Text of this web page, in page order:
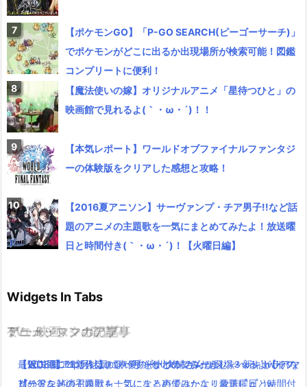
【ポケモンGO】「P-GO SEARCH(ピーゴーサーチ)」
でポケモンがどこに出るか出現場所が検索可能！図鑑
コンプリートに便利！
【魔法使いの嫁】オリジナルアニメ「星待つひと」の
映画館で見れるよ(｀・ω・´)！！
【本気レポート】ワールドオブファイナルファンタジ
ーの体験版をクリアした感想と攻略！
【2016夏アニソン】サーヴァンプ・チア男子!!など話
題のアニメの主題歌を一気にまとめてみたよ！放送曜
日と時間付き(｀・ω・´)！【火曜日編】
Widgets In Tabs
TV・映画
【伝説回】zip貝社員に声優の浪川大輔さんが登場！新キャラハマ
グリ役を熱演！
ゲーム・スマホアプリ
【WOFF】FF新作はトンベリ・サボテンダーがしゃべるよwイフ
リートなどの召喚獣も！気になる声優はかなり豪華( ﾟдﾟ )w
アニメ・マンガの記事
【2016夏アニソン】バッテリー・ダンガンロンパ３・レガリアな
どのアニメの主題歌を一気にまとめてみたよ！放送曜日と時間付
ミュージックの記事
最近ニコニコで人気の歌い手をまとめてみたよ(｀・ω・´)【その
1】